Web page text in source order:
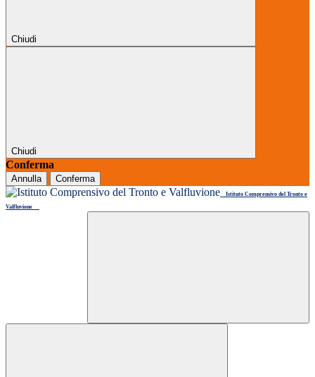
Chiudi
Chiudi
Conferma
Annulla Conferma
Istituto Comprensivo del Tronto e
Valfluvione